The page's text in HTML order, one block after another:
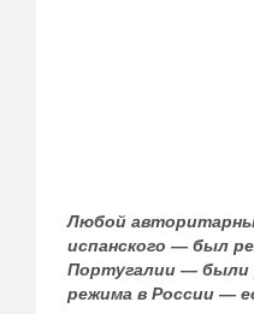
Любой
испанского — был
Португалии — были
режима в России —